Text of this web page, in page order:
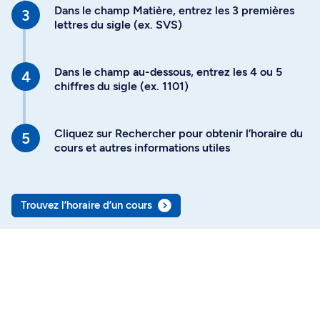
Dans le champ Matière, entrez les 3 premières
lettres du sigle (ex. SVS)
Dans le champ au-dessous, entrez les 4 ou 5
chiffres du sigle (ex. 1101)
Cliquez sur Rechercher pour obtenir l’horaire du
cours et autres informations utiles
Trouvez l’horaire d’un cours